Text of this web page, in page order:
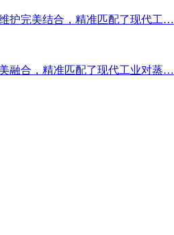
护完美结合，精准匹配了现代工…
融合，精准匹配了现代工业对蒸…